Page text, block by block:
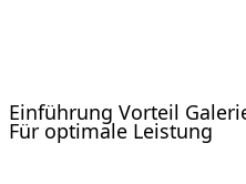
Einführung Vorteil
Für optimale Leistung